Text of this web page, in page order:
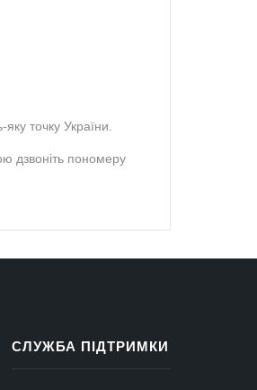
точку України.
дзвоніть пономеру
СЛУЖБА ПІДТРИМКИ